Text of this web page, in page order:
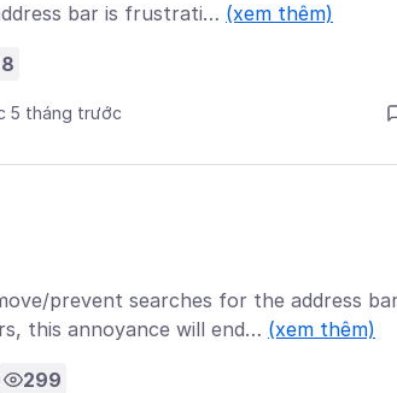
bar is frustrati… (xem thêm)
5 tháng trước
prevent searches for the address
this annoyance will end… (xem thêm)
299